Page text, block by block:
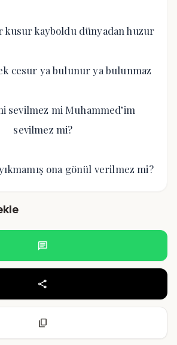
kusur kayboldu dünyadan huzur
cesur ya bulunur ya bulunmaz
sevilmez mi Muhammed’im
sevilmez mi?
ona gönül verilmez mi?
chat
share
content_copy